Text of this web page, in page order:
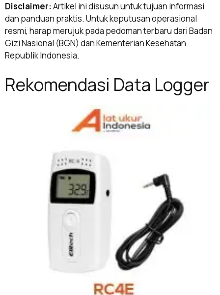
Disclaimer:Artikel ini disusun untuk tujuan informasi
dan panduan praktis. Untuk keputusan operasional
resmi, harap merujuk pada pedoman terbaru dari Badan
Gizi Nasional (BGN) dan Kementerian Kesehatan
Republik Indonesia.
Rekomendasi Data Logger